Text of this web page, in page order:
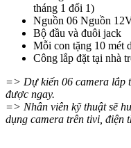
tháng 1 đổi 1)
Nguồn 06 Nguồn
Bộ đầu và đuôi jack
Mỗi con tặng 10 mét
Công lắp đặt tại nhà
=> Dự kiến 06 camera lắp
được ngay.
=> Nhân viên kỹ thuật sẽ
dụng camera trên tivi, điện